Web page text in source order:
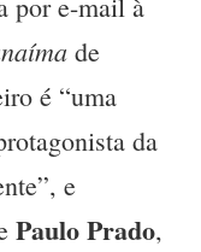
por e-mail à
de
é “uma
da
e
Paulo Prado,